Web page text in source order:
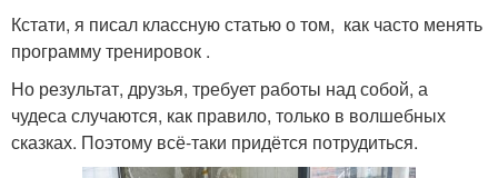
Кстати, я писал классную статью о том, как часто менять
программу тренировок .
Но результат, друзья, требует работы над собой, а
чудеса случаются, как правило, только в волшебных
сказках. Поэтому всё-таки придётся потрудиться.